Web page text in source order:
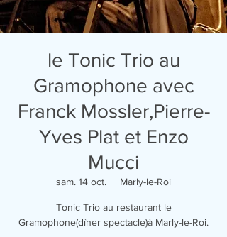
le Tonic Trio au
Gramophone avec
Franck Mossler,Pierre-
Yves Plat et Enzo
Mucci
sam. 14 oct.
  |
Marly-le-Roi
Tonic Trio au restaurant le
Gramophone(dîner spectacle)à Marly-le-Roi.